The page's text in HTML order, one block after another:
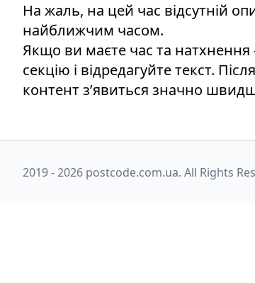
На жаль, на цей час відсутній
найближчим часом.
Якщо ви маєте час та натхнення
секцію і відредагуйте текст.
контент зʼявиться значно
2019 - 2026 postcode.com.ua. All Rights